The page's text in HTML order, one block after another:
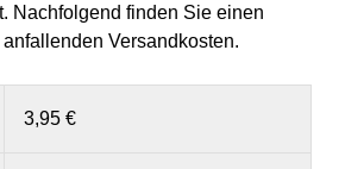
Nachfolgend finden Sie einen
Versandkosten.
3,95 €